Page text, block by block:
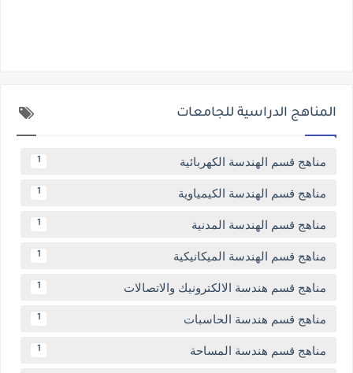
المناهج الدراسية للجامعات
مناهج قسم الهندسة الكهربائية 1
مناهج قسم الهندسة الكيمياوية 1
مناهج قسم الهندسة المدنية 1
مناهج قسم الهندسة الميكانيكية 1
مناهج قسم هندسة الالكترونيك والاتصالات 1
مناهج قسم هندسة الحاسبات 1
مناهج قسم هندسة المساحة 1